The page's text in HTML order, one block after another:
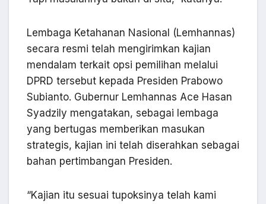
Lembaga Ketahanan Nasional (Lemhannas)
secara resmi telah mengirimkan kajian
mendalam terkait opsi pemilihan melalui
DPRD tersebut kepada Presiden Prabowo
Subianto. Gubernur Lemhannas Ace Hasan
Syadzily mengatakan, sebagai lembaga
yang bertugas memberikan masukan
strategis, kajian ini telah diserahkan sebagai
bahan pertimbangan Presiden.
“Kajian itu sesuai tupoksinya telah kami